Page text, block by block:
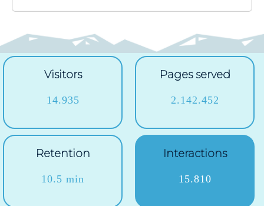
Visitors
14.935
Pages served
2.142.452
Retention
10.5 min
Interactions
15.810